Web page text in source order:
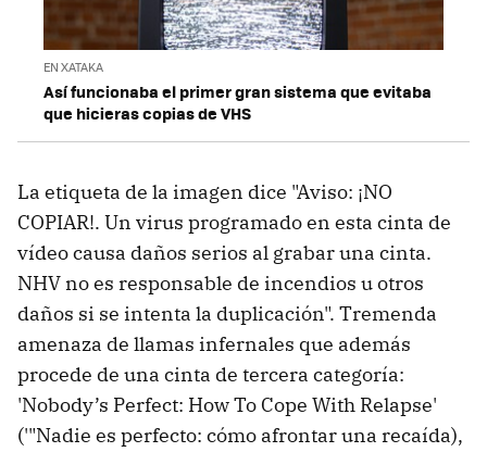
EN XATAKA
Así funcionaba el primer gran sistema que evitaba
que hicieras copias de VHS
La etiqueta de la imagen dice "Aviso: ¡NO
COPIAR!. Un virus programado en esta cinta de
vídeo causa daños serios al grabar una cinta.
NHV no es responsable de incendios u otros
daños si se intenta la duplicación". Tremenda
amenaza de llamas infernales que además
procede de una cinta de tercera categoría:
'Nobody’s Perfect: How To Cope With Relapse'
('"Nadie es perfecto: cómo afrontar una recaída),